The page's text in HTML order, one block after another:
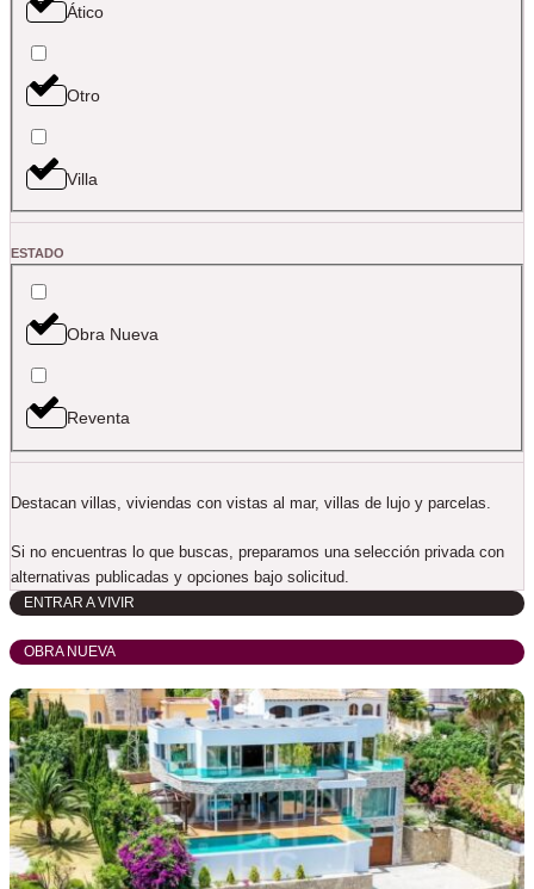
Ático
Otro
Villa
ESTADO
Obra Nueva
Reventa
Destacan villas, viviendas con vistas al mar, villas de lujo y parcelas.
Si no encuentras lo que buscas, preparamos una selección privada con
alternativas publicadas y opciones bajo solicitud.
ENTRAR A VIVIR
OBRA NUEVA